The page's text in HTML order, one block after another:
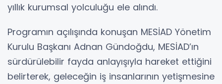
yıllık kurumsal yolculuğu ele alındı.
Programın açılışında konuşan MESİAD Yönetim
Kurulu Başkanı Adnan Gündoğdu, MESİAD’ın
sürdürülebilir fayda anlayışıyla hareket ettiğini
belirterek, geleceğin iş insanlarının yetişmesine